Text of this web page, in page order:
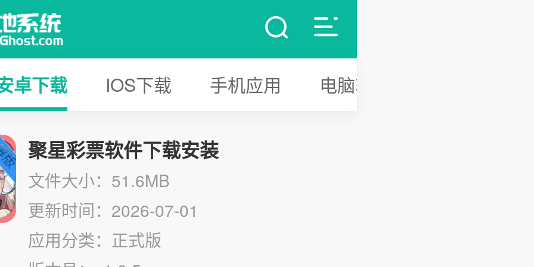
卓下载 IOS下载 手机应用 电脑软件
聚星彩票软件下载安装
文件大小：51.6MB
更新时间：2026-07-01
应用分类：正式版